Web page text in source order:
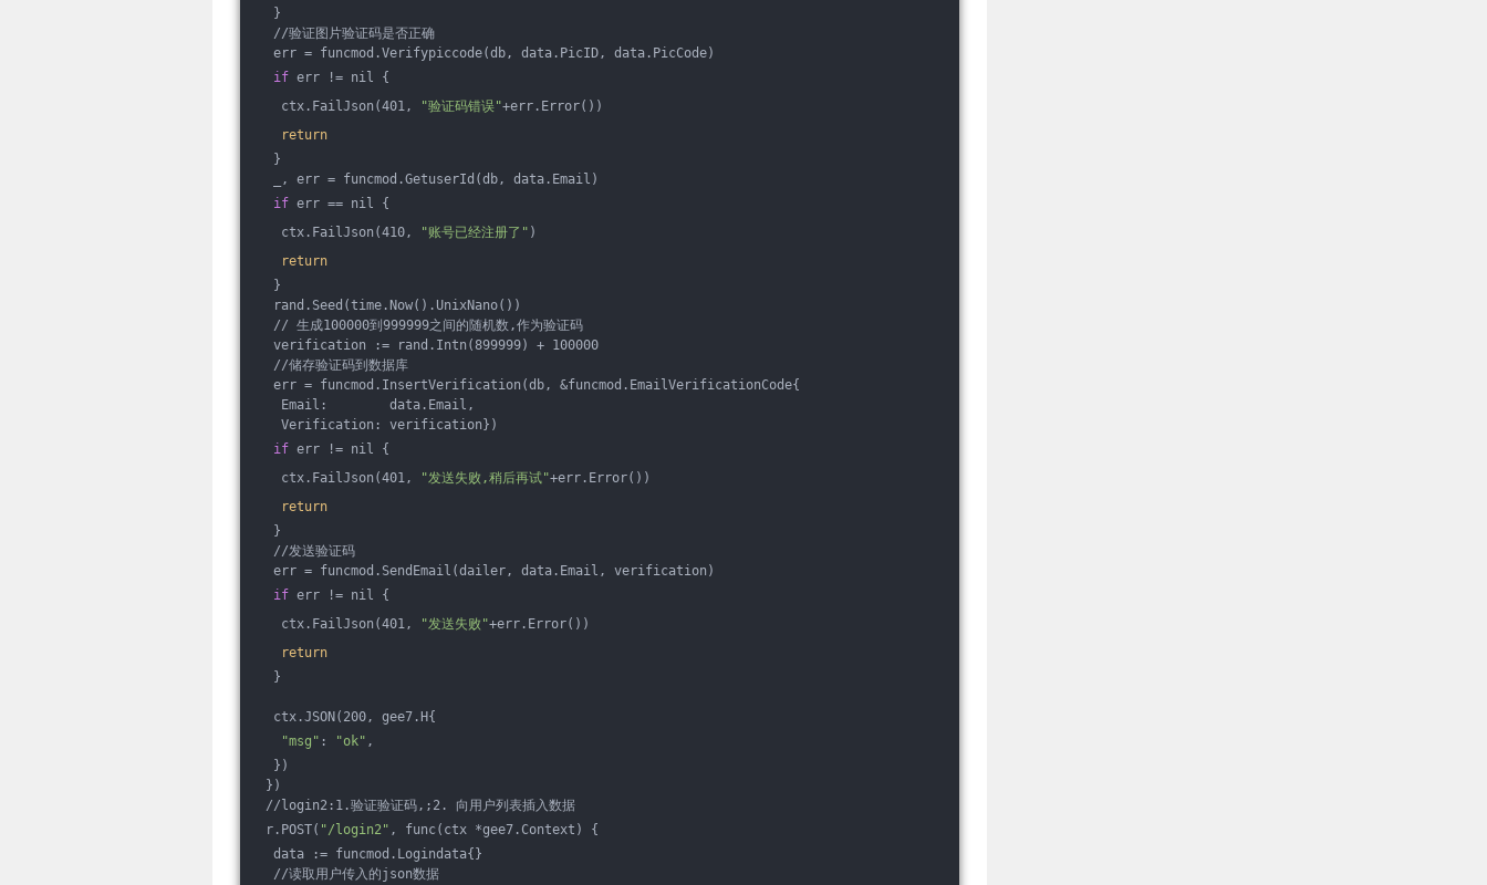
}
//验证图片验证码是否正确
err = funcmod.Verifypiccode(db, data.PicID, data.PicCode)
if err != nil {
ctx.FailJson(401,
"验证码错误"+err.Error())
return
}
_, err = funcmod.GetuserId(db, data.Email)
if err == nil {
ctx.FailJson(410,
"账号已经注册了" )
return
}
rand.Seed(time.Now().UnixNano())
// 生成100000到999999之间的随机数,作为验证码
verification := rand.Intn(899999) + 100000
//储存验证码到数据库
err = funcmod.InsertVerification(db, &funcmod.EmailVerificationCode{
Email:        data.Email,
Verification: verification})
if err != nil {
ctx.FailJson(401,
"发送失败,稍后再试"+err.Error())
return
}
//发送验证码
err = funcmod.SendEmail(dailer, data.Email, verification)
if err != nil {
ctx.FailJson(401,
"发送失败"+err.Error())
return
}
ctx.JSON(200, gee7.H{
"msg" : "ok" ,
})
})
//login2:1.验证验证码,;2. 向用户列表插入数据
r.POST( "/login2" , func(ctx *gee7.Context) {
data := funcmod.Logindata{}
//读取用户传入的json数据